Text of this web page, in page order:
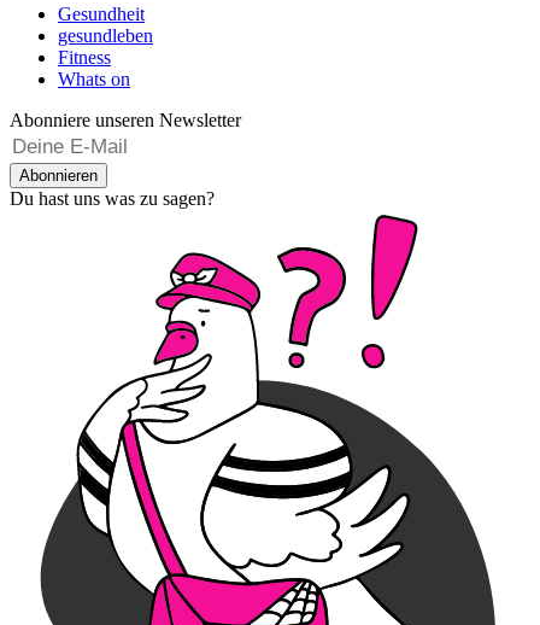
Gesundheit
gesundleben
Fitness
Whats on
Abonniere unseren Newsletter
Abonnieren
Du hast uns was zu sagen?